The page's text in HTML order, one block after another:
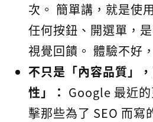
次。 簡單講，就是使
任何按鈕、開選單，
視覺回饋。 體驗不好
不只是「內容品質」
性」： Google 最近
擊那些為了 SEO 而寫